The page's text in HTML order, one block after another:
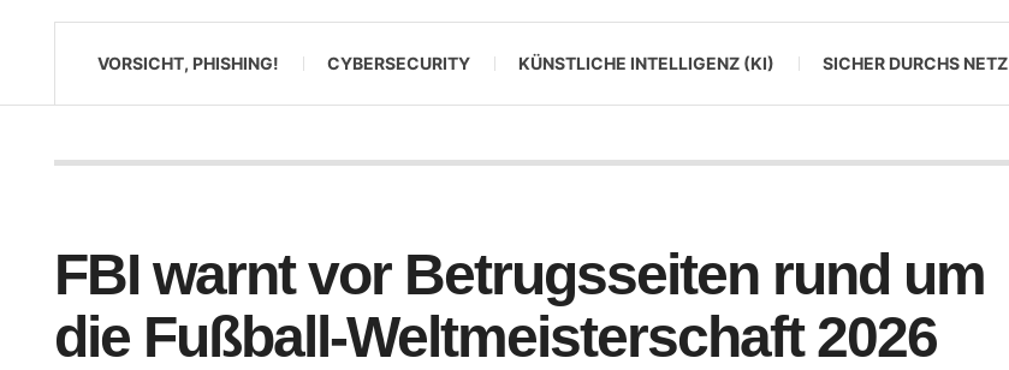
VORSICHT, PHISHING! CYBERSECURITY KÜNSTLICHE INTELLIGENZ (KI) SICHER DURCHS NETZ
FBI warnt vor Betrugsseiten rund um
die Fußball-Weltmeisterschaft 2026